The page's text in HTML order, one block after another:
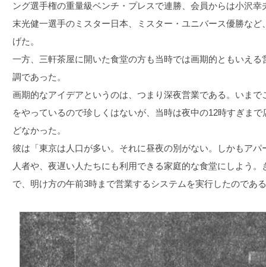
ング選手権の重量級ベンチ・プレスで連勝、会員からは小沢
末光健一選手のミスター日本、ミスター・ユニバース優勝な
げた。
一方、三軒茶屋に開いた食堂の方も当時では画期的ともいえ
調であった。
画期的なアイデアというのは、つまり深夜営業である。いま
をやっているので珍しくはないが、当時は夜中の12時すぎま
どなかった。
彼は「東京は人口が多い。それに昼夜の別がない。しかもア
人者や、夜遅い人たちにも利用できる家庭的な食堂にしよう
で、明け方の午前3時まで営業するシステムを実行したのであ